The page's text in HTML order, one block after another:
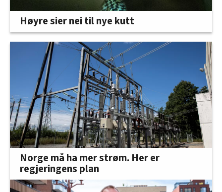
Høyre sier nei til nye kutt
Norge må ha mer strøm. Her er
regjeringens plan